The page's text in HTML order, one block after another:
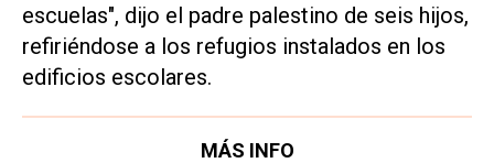
escuelas", dijo el padre palestino de seis hijos,
refiriéndose a los refugios instalados en los
edificios escolares.
MÁS INFO